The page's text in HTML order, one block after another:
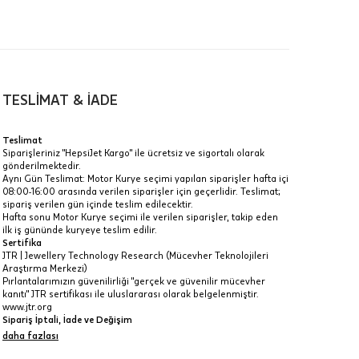
ancak
Taksit Toplamı
166.915 ₺
166.915 ₺
TESLİMAT & İADE
Teslimat
Siparişleriniz "HepsiJet Kargo" ile ücretsiz ve sigortalı olarak
gönderilmektedir.
Aynı Gün Teslimat: Motor Kurye seçimi yapılan siparişler hafta içi
08:00-16:00 arasında verilen siparişler için geçerlidir. Teslimat;
sipariş verilen gün içinde teslim edilecektir.
Hafta sonu Motor Kurye seçimi ile verilen siparişler, takip eden
ilk iş gününde kuryeye teslim edilir.
Sertifika
JTR | Jewellery Technology Research (Mücevher Teknolojileri
Araştırma Merkezi)
Pırlantalarımızın güvenilirliği "gerçek ve güvenilir mücevher
kanıtı" JTR sertifikası ile uluslararası olarak belgelenmiştir.
www.jtr.org
Sipariş İptali, İade ve Değişim
İptal: Kargoya verilmeyen veya faturası oluşmayan siparişlerinizi
daha fazlası